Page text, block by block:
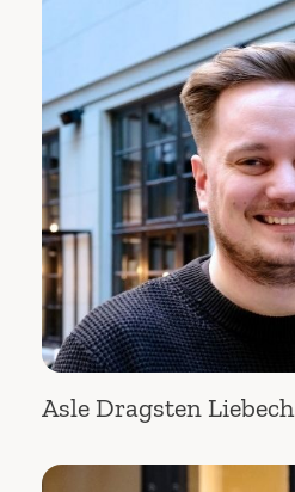
Asle Dragsten Liebech